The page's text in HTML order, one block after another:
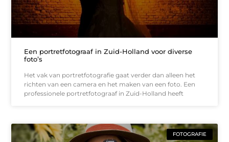
Een portretfotograaf in Zuid-Holland voor diverse
foto’s
Het vak van portretfotografie gaat verder dan alleen het
richten van een camera en het maken van een foto. Een
professionele portretfotograaf in Zuid-Holland heeft
FOTOGRAFIE